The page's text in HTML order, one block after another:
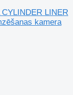
LINER
kamera